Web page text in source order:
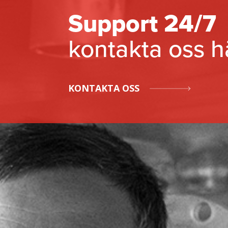
Support 24/7
kontakta oss
KONTAKTA OSS